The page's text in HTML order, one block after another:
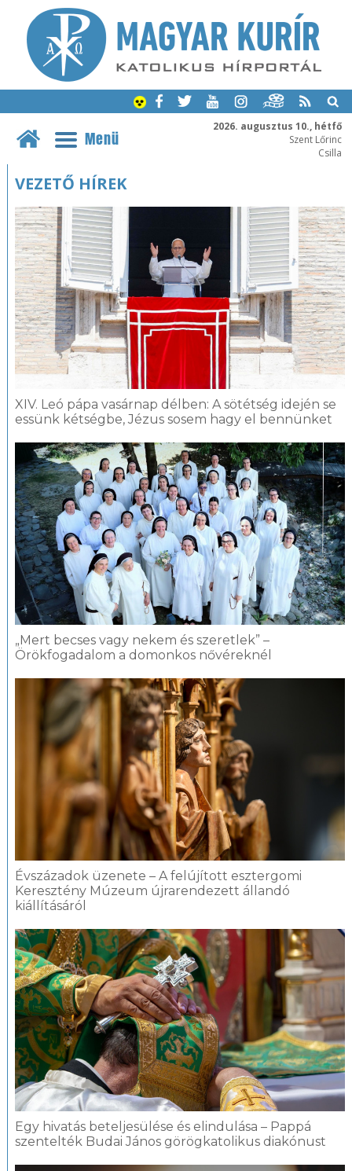
2026. augusztus 10., hétfő
Szent Lőrinc
Csilla
Menü
VEZETŐ HÍREK
XIV. Leó pápa vasárnap délben: A sötétség idején se
essünk kétségbe, Jézus sosem hagy el bennünket
„Mert becses vagy nekem és szeretlek” –
Örökfogadalom a domonkos nővéreknél
Évszázadok üzenete – A felújított esztergomi
Keresztény Múzeum újrarendezett állandó
kiállításáról
Egy hivatás beteljesülése és elindulása – Pappá
szentelték Budai János görögkatolikus diakónust